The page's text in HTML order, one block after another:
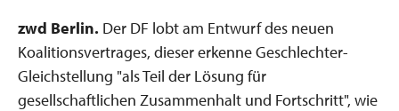
zwd Berlin. Der DF lobt am Entwurf des neuen
Koalitionsvertrages, dieser erkenne Geschlechter-
Gleichstellung "als Teil der Lösung für
gesellschaftlichen Zusammenhalt und Fortschritt", wie